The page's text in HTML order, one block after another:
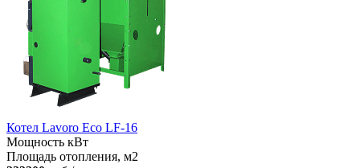
Котел Lavoro Eco LF-16
Мощность кВт
Площадь отопления, м2